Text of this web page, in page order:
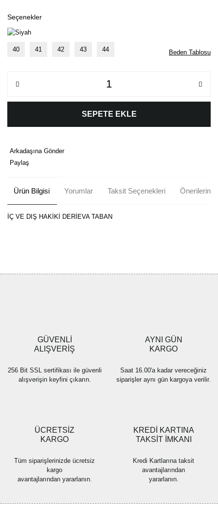
Seçenekler
40 41 42 43 44 Beden Tablosu
SEPETE EKLE
Arkadaşına Gönder
Paylaş
Ürün Bilgisi Yorumlar Taksit Seçenekleri Önerileriniz
İÇ VE DIŞ HAKİKİ DERİEVA TABAN
Ürün fiyatı diğer sitelerden daha pahalı.
Bu ürüne benzer farklı alternatifler olmalı.
GÜVENLİ
ALIŞVERİŞ
256 Bit SSL sertifikası ile güvenli
alışverişin keyfini çıkarın.
AYNI GÜN
KARGO
Saat 16.00'a kadar vereceğiniz
siparişler aynı gün kargoya verilir.
ÜCRETSİZ
KARGO
Tüm siparişlerinizde ücretsiz
kargo
avantajlarından yararlanın.
KREDİ KARTINA
TAKSİT İMKANI
Kredi Kartlarına taksit
avantajlarından
yararlanın.